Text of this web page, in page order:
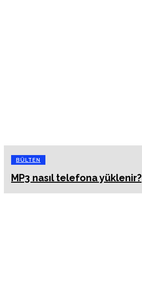
BÜLTEN
MP3 nasıl telefona yüklenir?